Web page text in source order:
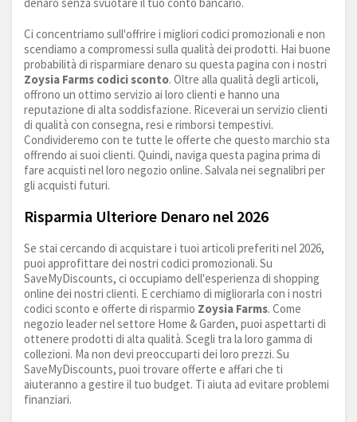
Ci concentriamo sull'offrire i migliori codici promozionali e non
scendiamo a compromessi sulla qualità dei prodotti. Hai buone
probabilità di risparmiare denaro su questa pagina con i nostri
Zoysia Farms codici sconto. Oltre alla qualità degli articoli,
offrono un ottimo servizio ai loro clienti e hanno una
reputazione di alta soddisfazione. Riceverai un servizio clienti
di qualità con consegna, resi e rimborsi tempestivi.
Condivideremo con te tutte le offerte che questo marchio sta
offrendo ai suoi clienti. Quindi, naviga questa pagina prima di
fare acquisti nel loro negozio online. Salvala nei segnalibri per
gli acquisti futuri.
Risparmia Ulteriore Denaro nel 2026
Se stai cercando di acquistare i tuoi articoli preferiti nel 2026,
puoi approfittare dei nostri codici promozionali. Su
SaveMyDiscounts, ci occupiamo dell'esperienza di shopping
online dei nostri clienti. E cerchiamo di migliorarla con i nostri
codici sconto e offerte di risparmio Zoysia Farms. Come
negozio leader nel settore Home & Garden, puoi aspettarti di
ottenere prodotti di alta qualità. Scegli tra la loro gamma di
collezioni. Ma non devi preoccuparti dei loro prezzi. Su
SaveMyDiscounts, puoi trovare offerte e affari che ti
aiuteranno a gestire il tuo budget. Ti aiuta ad evitare problemi
finanziari.